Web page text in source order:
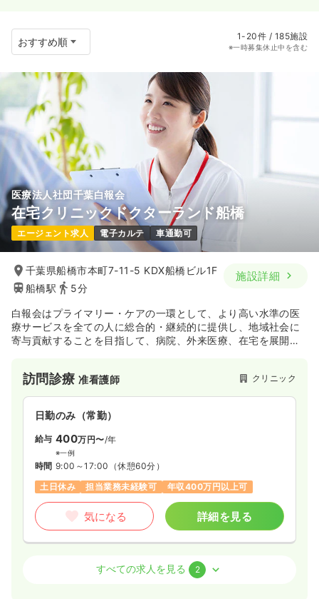
1-20件 / 185施設
※一時募集休止中を含む
医療法人社団千葉白報会
在宅クリニックドクターランド船橋
エージェント求人 電子カルテ 車通勤可
千葉県船橋市本町7-11-5 KDX船橋ビル1F
船橋駅
5分
施設詳細
白報会はプライマリー・ケアの一環として、より高い水準の医
療サービスを全ての人に総合的・継続的に提供し、地域社会に
寄与貢献することを目指して、病院、外来医療、在宅を展開し
ク、在宅医療を主とした診療所を各地に設けて、患者さまと近
接した医療の実現を進めております。
同時に在宅医療を中心に各地域において外来医療、健康診断、
地域のネットワーク、関連の有料老人ホーム、薬局などの総合
体制の基、ひとりひとり、様々な違った環境に対応できるプラ
イマリー・ケアの確固たる実現に力を注いでいます。
訪問診療准看護師 クリニック
日勤のみ（常勤）
給与 400万円〜/年
※一例
時間 9:00～17:00 （休憩60分）
土日休み
担当業務未経験可 年収400万円以上可
気になる 詳細を見る
すべての求人を見る 2